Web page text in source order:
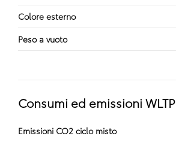
Colore esterno
Peso a vuoto
Consumi ed emissioni WLTP
Emissioni CO2 ciclo misto